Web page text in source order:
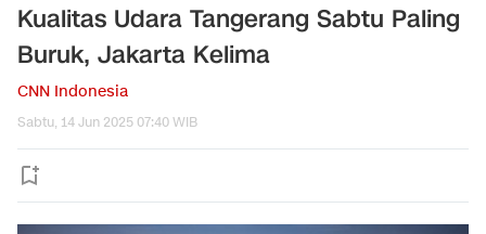
Kualitas Udara Tangerang Sabtu Paling
Buruk, Jakarta Kelima
CNN Indonesia
Sabtu, 14 Jun 2025 07:40 WIB